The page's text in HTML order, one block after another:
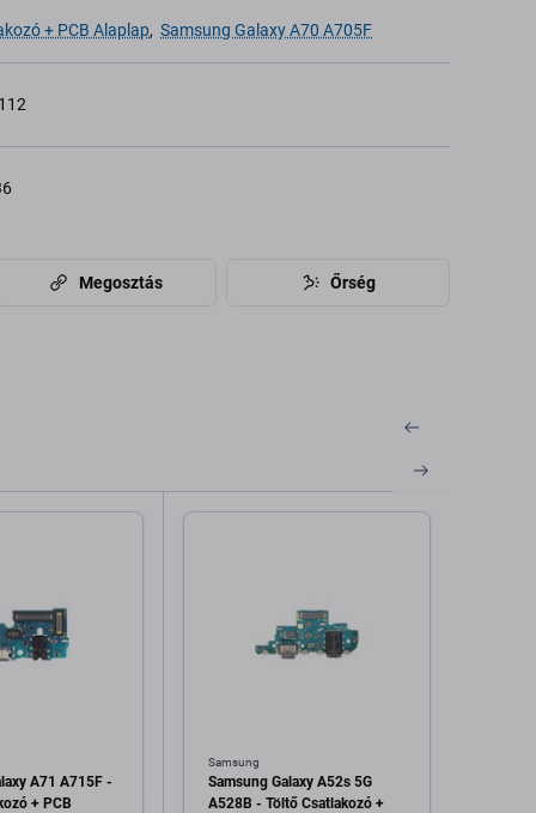
+ PCB Alaplap, Samsung Galaxy A70 A705F
Megosztás Őrség
A71 A715F -
+ PCB
Samsung
Samsung Galaxy A52s 5G
A528B - Töltő Csatlakozó +